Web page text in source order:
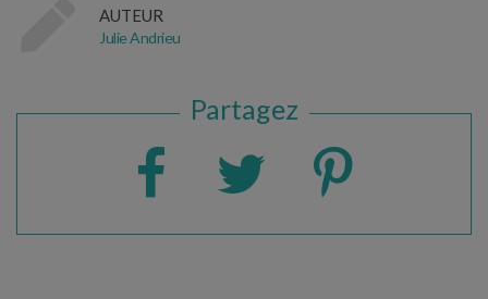
AUTEUR
Julie Andrieu
Partagez